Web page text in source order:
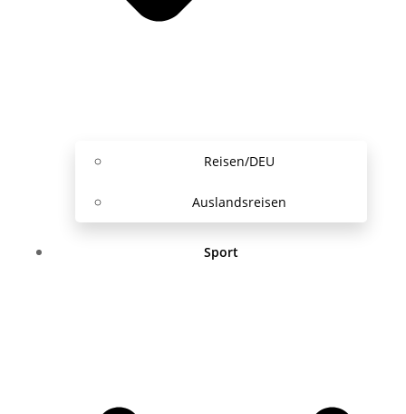
Reisen/DEU
Auslandsreisen
Sport